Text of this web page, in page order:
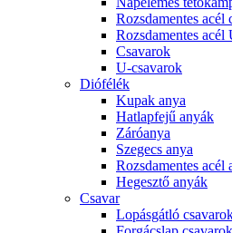
Rozsdamentes acél
Rozsdamentes acél
Csavarok
U-csavarok
Diófélék
Kupak anya
Hatlapfejű anyák
Záróanya
Szegecs anya
Rozsdamentes acél
Hegesztő anyák
Csavar
Lopásgátló